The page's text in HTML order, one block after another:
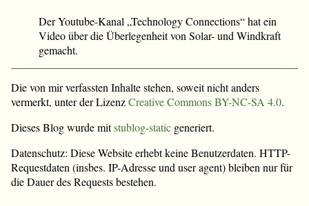
Der Youtube-Kanal „Technology Connections“ hat ein
Video über die Überlegenheit von Solar- und Windkraft
gemacht.
Die von mir verfassten Inhalte stehen, soweit nicht anders
vermerkt, unter der LizenzCreative Commons BY-NC-SA 4.0.
Dieses Blog wurde mitstublog-static generiert.
Datenschutz: Diese Website erhebt keine Benutzerdaten. HTTP-
Requestdaten (insbes. IP-Adresse und user agent) bleiben nur für
die Dauer des Requests bestehen.